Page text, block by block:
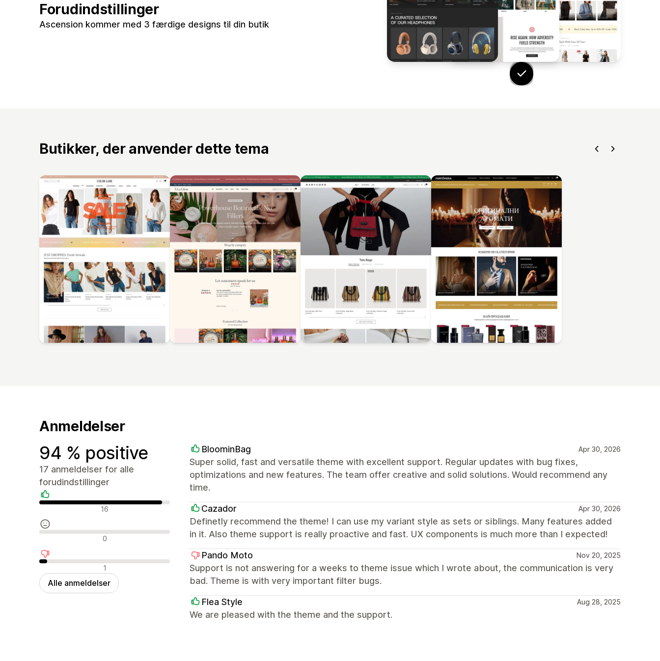
Forudindstillinger
Ascension kommer med 3 færdige designs til din butik
Butikker, der anvender dette tema
Anmeldelser
94 % positive
17 anmeldelser for alle
forudindstillinger
Positive anmeldelser
16
Neutrale anmeldelser
0
Negative anmeldelser
1
Alle anmeldelser
BloominBag Apr 30, 2026
Super solid, fast and versatile theme with excellent support. Regular updates with bug fixes,
optimizations and new features. The team offer creative and solid solutions. Would recommend any
time.
Cazador Apr 30, 2026
Definetly recommend the theme! I can use my variant style as sets or siblings. Many features added
in it. Also theme support is really proactive and fast. UX components is much more than I expected!
Pando Moto Nov 20, 2025
Support is not answering for a weeks to theme issue which I wrote about, the communication is very
bad. Theme is with very important filter bugs.
Flea Style Aug 28, 2025
We are pleased with the theme and the support.